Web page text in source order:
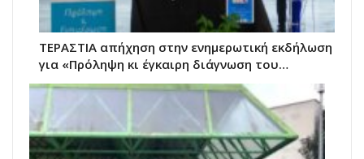
ΤΕΡΑΣΤΙΑ απήχηση στην ενημερωτική εκδήλωση
για «Πρόληψη κι έγκαιρη διάγνωση του…